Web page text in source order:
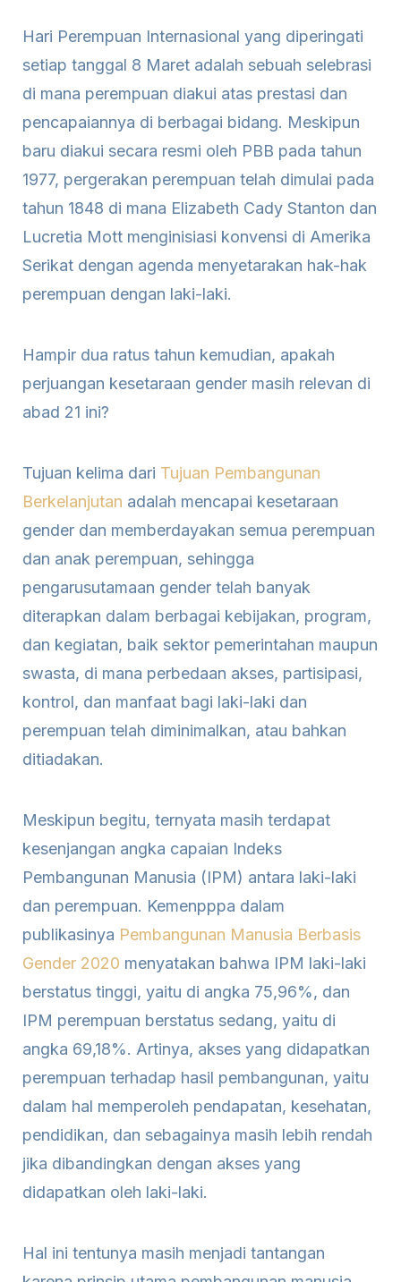
Hari Perempuan Internasional yang diperingati
setiap tanggal 8 Maret adalah sebuah selebrasi
di mana perempuan diakui atas prestasi dan
pencapaiannya di berbagai bidang. Meskipun
baru diakui secara resmi oleh PBB pada tahun
1977, pergerakan perempuan telah dimulai pada
tahun 1848 di mana Elizabeth Cady Stanton dan
Lucretia Mott menginisiasi konvensi di Amerika
Serikat dengan agenda menyetarakan hak-hak
perempuan dengan laki-laki.
Hampir dua ratus tahun kemudian, apakah
perjuangan kesetaraan gender masih relevan di
abad 21 ini?
Tujuan kelima dari Tujuan Pembangunan
Berkelanjutan adalah mencapai kesetaraan
gender dan memberdayakan semua perempuan
dan anak perempuan, sehingga
pengarusutamaan gender telah banyak
diterapkan dalam berbagai kebijakan, program,
dan kegiatan, baik sektor pemerintahan maupun
swasta, di mana perbedaan akses, partisipasi,
kontrol, dan manfaat bagi laki-laki dan
perempuan telah diminimalkan, atau bahkan
ditiadakan.
Meskipun begitu, ternyata masih terdapat
kesenjangan angka capaian Indeks
Pembangunan Manusia (IPM) antara laki-laki
dan perempuan. Kemenpppa dalam
publikasinya Pembangunan Manusia Berbasis
Gender 2020 menyatakan bahwa IPM laki-laki
berstatus tinggi, yaitu di angka 75,96%, dan
IPM perempuan berstatus sedang, yaitu di
angka 69,18%. Artinya, akses yang didapatkan
perempuan terhadap hasil pembangunan, yaitu
dalam hal memperoleh pendapatan, kesehatan,
pendidikan, dan sebagainya masih lebih rendah
jika dibandingkan dengan akses yang
didapatkan oleh laki-laki.
Hal ini tentunya masih menjadi tantangan